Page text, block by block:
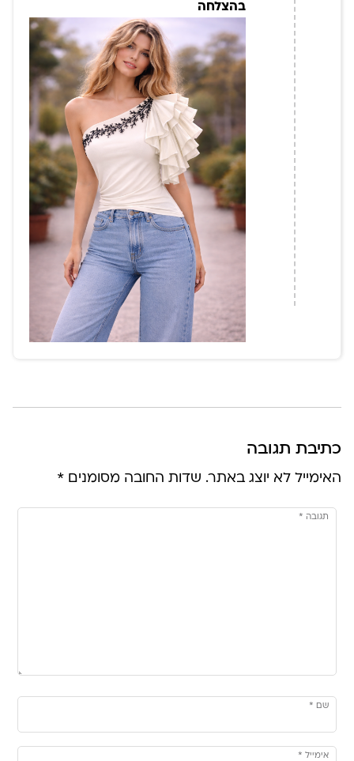
בהצלחה
כתיבת תגובה
האימייל לא יוצג באתר. שדות החובה מסומנים *
תגובה *
שם *
אימייל *